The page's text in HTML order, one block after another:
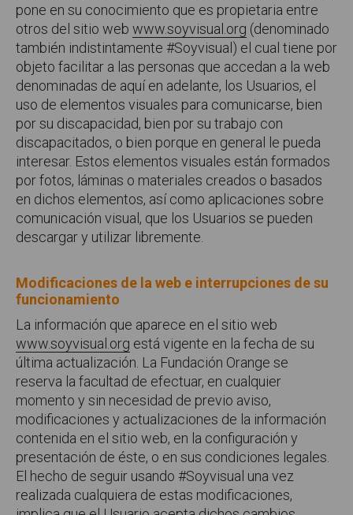
pone en su conocimiento que es propietaria entre
otros del sitio web www.soyvisual.org (denominado
también indistintamente #Soyvisual) el cual tiene por
objeto facilitar a las personas que accedan a la web
denominadas de aquí en adelante, los Usuarios, el
uso de elementos visuales para comunicarse, bien
por su discapacidad, bien por su trabajo con
discapacitados, o bien porque en general le pueda
interesar. Estos elementos visuales están formados
por fotos, láminas o materiales creados o basados
en dichos elementos, así como aplicaciones sobre
comunicación visual, que los Usuarios se pueden
descargar y utilizar libremente.
Modificaciones de la web e interrupciones de su
funcionamiento
La información que aparece en el sitio web
www.soyvisual.org está vigente en la fecha de su
última actualización. La Fundación Orange se
reserva la facultad de efectuar, en cualquier
momento y sin necesidad de previo aviso,
modificaciones y actualizaciones de la información
contenida en el sitio web, en la configuración y
presentación de éste, o en sus condiciones legales.
El hecho de seguir usando #Soyvisual una vez
realizada cualquiera de estas modificaciones,